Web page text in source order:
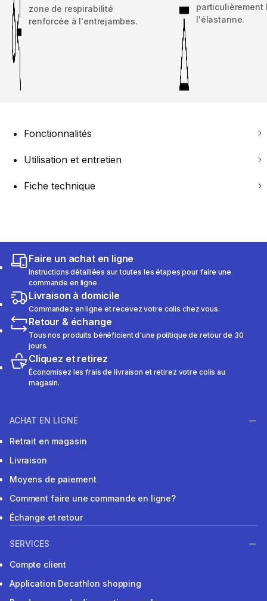
zone de respirabilité
renforcée à l'entrejambes.
particulièrement
l'élastanne.
Fonctionnalités
Utilisation et entretien
Fiche technique
Faire un achat en ligne
Instructions détaillées sur toutes les étapes pour faire une
commande en ligne
Livraison à domicile
Commandez en ligne et recevez votre colis chez vous.
Retour & échange
Tous nos produits bénéficient d'une politique de retour de 30
jours.
Cliquez et retirez
Économisez les frais de livraison et retirez votre colis au
magasin.
ACHAT EN LIGNE
Retrait en magasin
Livraison
Moyens de paiement
Comment faire une commande en ligne?
Échange et retour
SERVICES
Compte client
Application Decathlon shopping